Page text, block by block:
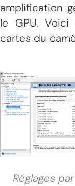
amplification
le GPU.
cartes du
Réglages